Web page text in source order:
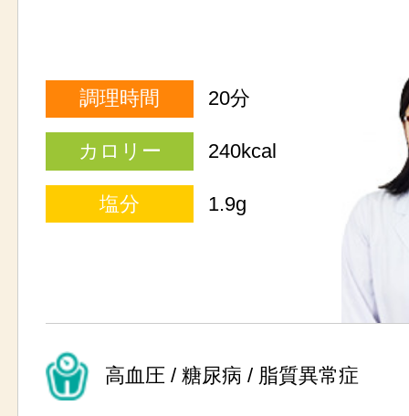
調理時間 20分
カロリー 240kcal
塩分 1.9g
高血圧 / 糖尿病 / 脂質異常症